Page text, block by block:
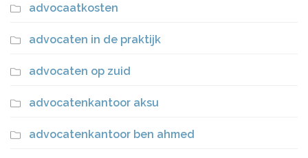
advocaatkosten
advocaten in de praktijk
advocaten op zuid
advocatenkantoor aksu
advocatenkantoor ben ahmed